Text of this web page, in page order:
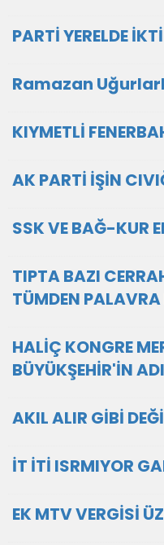
PARTİ YERELDE
Ramazan
KIYMETLİ
AK PARTİ İŞİN
SSK VE BAĞ-KUR
TIPTA BAZI
TÜMDEN
HALİÇ KONGRE
BÜYÜKŞEHİR'İN
AKIL ALIR GİBİ
İT İTİ ISRMIYOR
EK MTV VERGİSİ